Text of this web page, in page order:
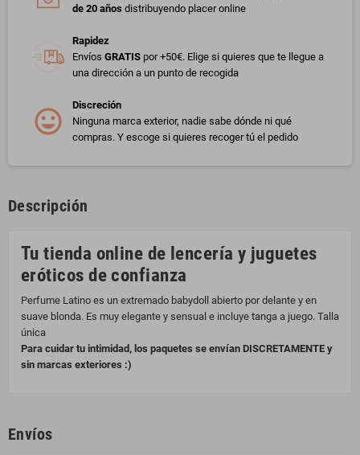
de 20 años distribuyendo placer online
Rapidez
Envíos GRATIS por +50€. Elige si quieres que te llegue a
una dirección a un punto de recogida
Discreción
Ninguna marca exterior, nadie sabe dónde ni qué
compras. Y escoge si quieres recoger tú el pedido
Descripción
Tu tienda online de lencería y juguetes
eróticos de confianza
Perfume Latino es un extremado babydoll abierto por delante y en
suave blonda. Es muy elegante y sensual e incluye tanga a juego. Talla
única
Para cuidar tu intimidad, los paquetes se envían DISCRETAMENTE y
sin marcas exteriores :)
Envíos